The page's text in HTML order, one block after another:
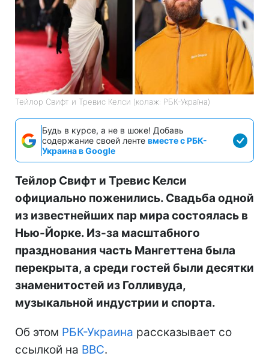
Тейлор Свифт и Тревис Келси (колаж: РБК-Україна)
Будь в курсе, а не в шоке! Добавь
содержание своей ленте вместе с РБК-
Украина в Google
Тейлор Свифт и Тревис Келси
официально поженились. Свадьба одной
из известнейших пар мира состоялась в
Нью-Йорке. Из-за масштабного
празднования часть Мангеттена была
перекрыта, а среди гостей были десятки
знаменитостей из Голливуда,
музыкальной индустрии и спорта.
Об этом РБК-Украина рассказывает со
ссылкой на BBC.